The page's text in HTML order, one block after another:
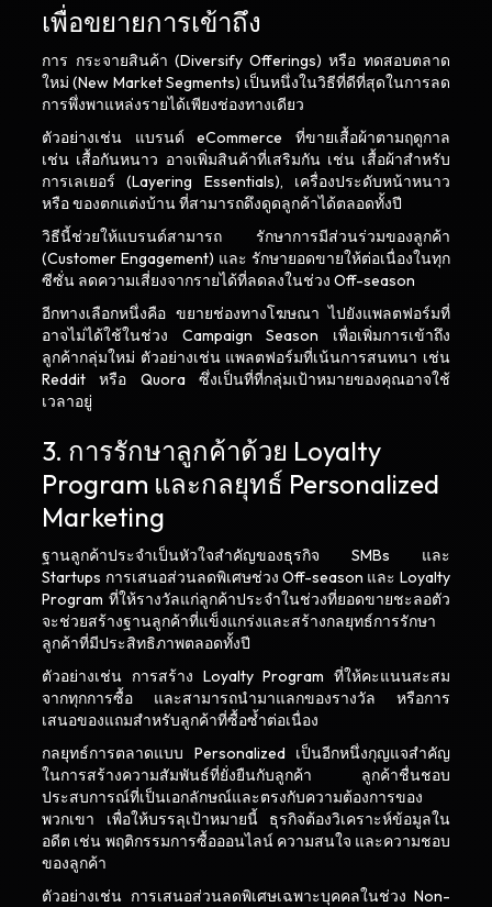
เพื่อขยายการเข้าถึง
การ กระจายสินค้า (Diversify Offerings) หรือ ทดสอบตลาด
ใหม่ (New Market Segments) เป็นหนึ่งในวิธีที่ดีที่สุดในการลด
การพึ่งพาแหล่งรายได้เพียงช่องทางเดียว
ตัวอย่างเช่น แบรนด์ eCommerce ที่ขายเสื้อผ้าตามฤดูกาล
เช่น เสื้อกันหนาว อาจเพิ่มสินค้าที่เสริมกัน เช่น เสื้อผ้าสำหรับ
การเลเยอร์ (Layering Essentials), เครื่องประดับหน้าหนาว
หรือ ของตกแต่งบ้าน ที่สามารถดึงดูดลูกค้าได้ตลอดทั้งปี
วิธีนี้ช่วยให้แบรนด์สามารถ รักษาการมีส่วนร่วมของลูกค้า
(Customer Engagement) และ รักษายอดขายให้ต่อเนื่องในทุก
ซีซั่น ลดความเสี่ยงจากรายได้ที่ลดลงในช่วง Off-season
อีกทางเลือกหนึ่งคือ ขยายช่องทางโฆษณา ไปยังแพลตฟอร์มที่
อาจไม่ได้ใช้ในช่วง Campaign Season เพื่อเพิ่มการเข้าถึง
ลูกค้ากลุ่มใหม่ ตัวอย่างเช่น แพลตฟอร์มที่เน้นการสนทนา เช่น
Reddit หรือ Quora ซึ่งเป็นที่ที่กลุ่มเป้าหมายของคุณอาจใช้
เวลาอยู่
3. การรักษาลูกค้าด้วย Loyalty
Program และกลยุทธ์ Personalized
Marketing
ฐานลูกค้าประจำเป็นหัวใจสำคัญของธุรกิจ SMBs และ
Startups การเสนอส่วนลดพิเศษช่วง Off-season และ Loyalty
Program ที่ให้รางวัลแก่ลูกค้าประจำในช่วงที่ยอดขายชะลอตัว
จะช่วยสร้างฐานลูกค้าที่แข็งแกร่งและสร้างกลยุทธ์การรักษา
ลูกค้าที่มีประสิทธิภาพตลอดทั้งปี
ตัวอย่างเช่น การสร้าง Loyalty Program ที่ให้คะแนนสะสม
จากทุกการซื้อ และสามารถนำมาแลกของรางวัล หรือการ
เสนอของแถมสำหรับลูกค้าที่ซื้อซ้ำต่อเนื่อง
กลยุทธ์การตลาดแบบ Personalized เป็นอีกหนึ่งกุญแจสำคัญ
ในการสร้างความสัมพันธ์ที่ยั่งยืนกับลูกค้า ลูกค้าชื่นชอบ
ประสบการณ์ที่เป็นเอกลักษณ์และตรงกับความต้องการของ
พวกเขา เพื่อให้บรรลุเป้าหมายนี้ ธุรกิจต้องวิเคราะห์ข้อมูลใน
อดีต เช่น พฤติกรรมการซื้อออนไลน์ ความสนใจ และความชอบ
ของลูกค้า
ตัวอย่างเช่น การเสนอส่วนลดพิเศษเฉพาะบุคคลในช่วง Non-